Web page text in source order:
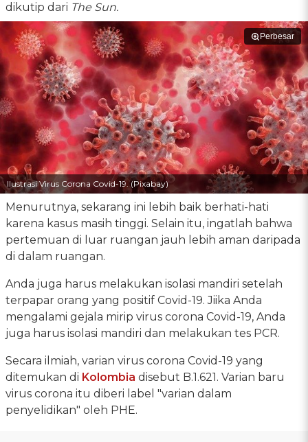
dikutip dari The Sun.
Perbesar
Ilustrasi Virus Corona Covid-19. (Pixabay)
Menurutnya, sekarang ini lebih baik berhati-hati
karena kasus masih tinggi. Selain itu, ingatlah bahwa
pertemuan di luar ruangan jauh lebih aman daripada
di dalam ruangan.
Anda juga harus melakukan isolasi mandiri setelah
terpapar orang yang positif Covid-19. Jiika Anda
mengalami gejala mirip virus corona Covid-19, Anda
juga harus isolasi mandiri dan melakukan tes PCR.
Secara ilmiah, varian virus corona Covid-19 yang
ditemukan di Kolombia disebut B.1.621. Varian baru
virus corona itu diberi label "varian dalam
penyelidikan" oleh PHE.